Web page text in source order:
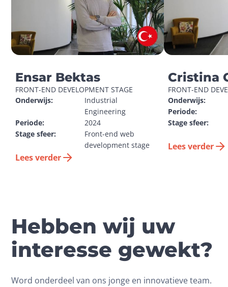
Ensar Bektas
FRONT-END DEVELOPMENT STAGE
Onderwijs:
Industrial
Engineering
Periode:
2024
Stage sfeer:
Front-end web
development stage
Lees verder
Cristina
FRONT-END
Onderwijs:
Periode:
Stage sfeer:
Lees verder
Hebben wij uw
interesse gewekt?
Word onderdeel van ons jonge en innovatieve team.